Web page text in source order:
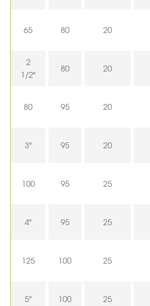
65 80 20
2
1/2"
80 20
80 95 20
3" 95 20
100 95 25
4" 95 25
125 100 25
5" 100 25